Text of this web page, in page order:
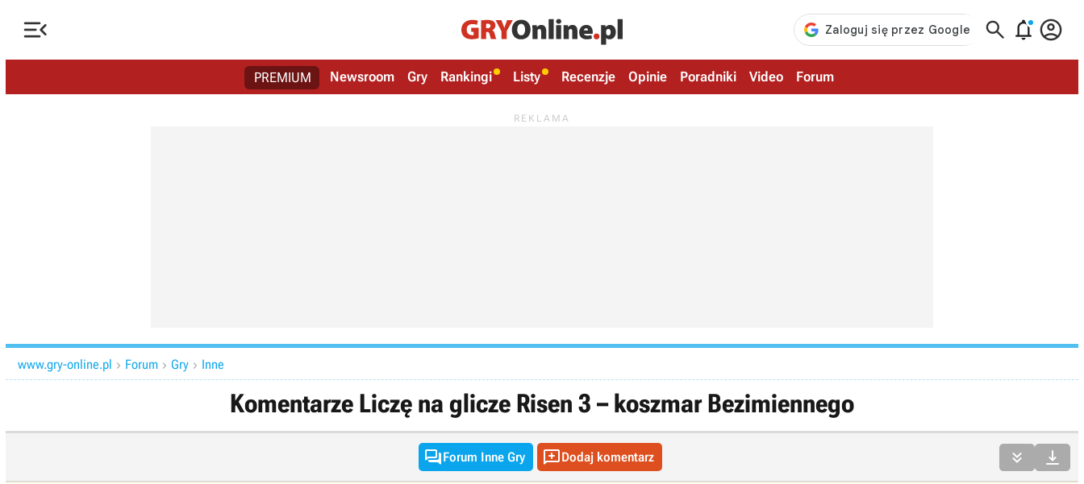
   
PREMIUM Newsroom Gry Rankingi Listy Recenzje Opinie Poradniki Video Forum
www.gry-online.pl  Forum  Gry  Inne
Komentarze Liczę na glicze Risen 3 – koszmar Bezimiennego
Forum Inne Gry Dodaj komentarz  